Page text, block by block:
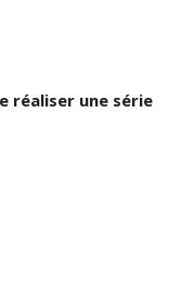
réaliser une série